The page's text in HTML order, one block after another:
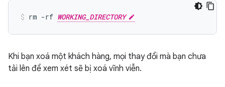
rm -rf WORKING_DIRECTORY
Khi bạn xoá một khách hàng, mọi thay đổi mà bạn chưa
tải lên để xem xét sẽ bị xoá vĩnh viễn.